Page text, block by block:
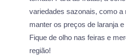
variedades sazonais, como a
manter os preços de laranja
Fique de olho nas feiras e
região!